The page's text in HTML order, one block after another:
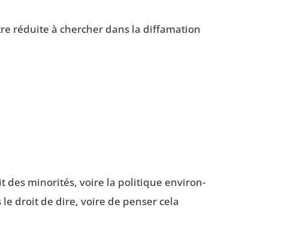
réduite à cher­cher dans la dif­fa­ma­tion
des mino­ri­tés, voire la poli­tique envi­ron­
le droit de dire, voire de pen­ser cela